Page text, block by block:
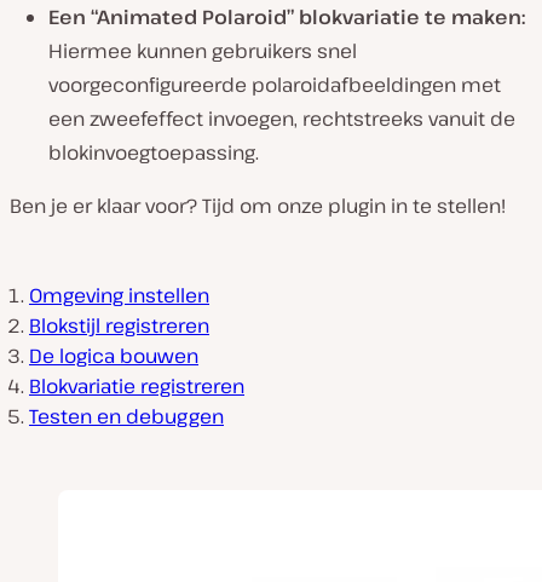
Een “Animated Polaroid” blokvariatie te maken:
Hiermee kunnen gebruikers snel
voorgeconfigureerde polaroidafbeeldingen met
een zweefeffect invoegen, rechtstreeks vanuit de
blokinvoegtoepassing.
Ben je er klaar voor? Tijd om onze plugin in te stellen!
Omgeving instellen
Blokstijl registreren
De logica bouwen
Blokvariatie registreren
Testen en debuggen